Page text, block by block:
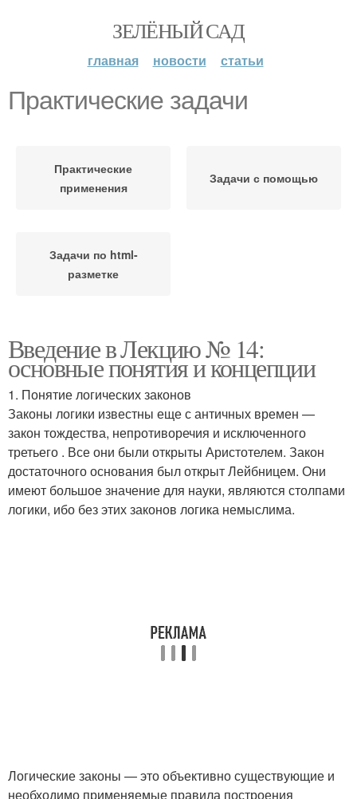
ЗЕЛЁНЫЙ САД
главная новости статьи
Практические задачи
Практические
применения
Задачи с помощью
Задачи по html-
разметке
Введение в Лекцию № 14:
основные понятия и концепции
1. Понятие логических законов
Законы логики известны еще с античных времен —
закон тождества, непротиворечия и исключенного
третьего . Все они были открыты Аристотелем. Закон
достаточного основания был открыт Лейбницем. Они
имеют большое значение для науки, являются столпами
логики, ибо без этих законов логика немыслима.
Логические законы — это объективно существующие и
необходимо применяемые правила построения